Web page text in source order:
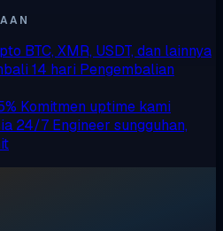
BTC, XMR, USDT, dan lainnya
14 hari Pengembalian
Komitmen uptime kami
24/7 Engineer sungguhan,